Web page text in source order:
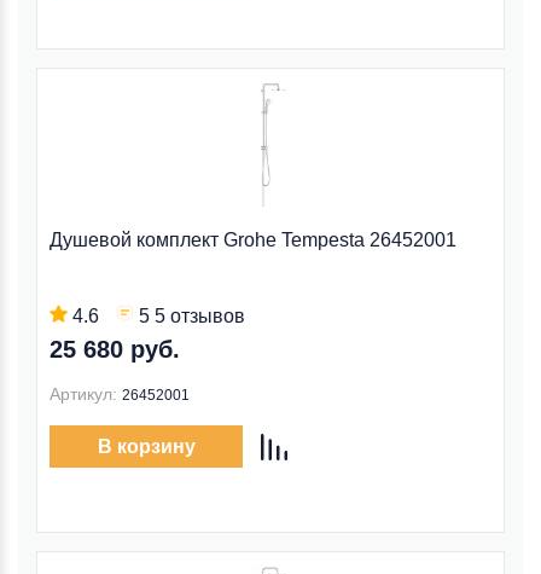
Душевой комплект Grohe Tempesta 26452001
4.6 5 5 отзывов
25 680 руб.
Артикул: 26452001
В корзину